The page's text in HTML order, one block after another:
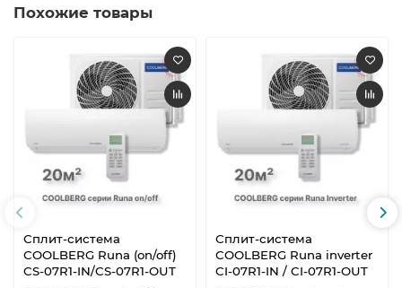
Похожие товары
Сплит-система
СOOLBERG Runa (on/off)
CS-07R1-IN/CS-07R1-OUT
Сплит-система
СOOLBERG Runa inverter
CI-07R1-IN / CI-07R1-OUT